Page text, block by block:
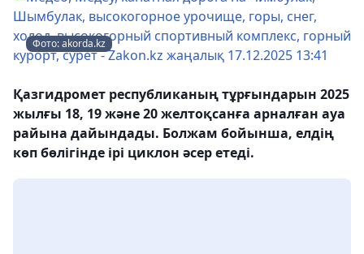
Фото: akorda.kz
Қазгидромет республиканың тұрғындарын 2025
жылғы 18, 19 және 20 желтоқсанға арналған ауа
райына дайындады. Болжам бойынша, елдің
көп бөлігінде ірі циклон әсер етеді.